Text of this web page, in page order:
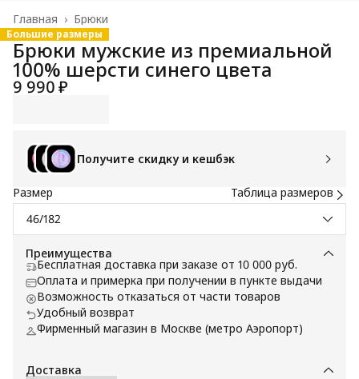
Брюки
Главная ›
Большие размеры
Брюки мужские из премиальной
100% шерсти синего цвета
9 990 ₽
Получите скидку и кешбэк
Размер
Таблица размеров
46/182
Преимущества
Бесплатная доставка при заказе от 10 000 руб.
Оплата и примерка при получении в пункте выдачи
Возможность отказаться от части товаров
Удобный возврат
Фирменный магазин в Москве (метро Аэропорт)
Доставка